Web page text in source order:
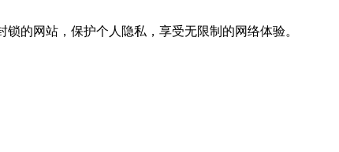
的网站，保护个人隐私，享受无限制的网络体验。